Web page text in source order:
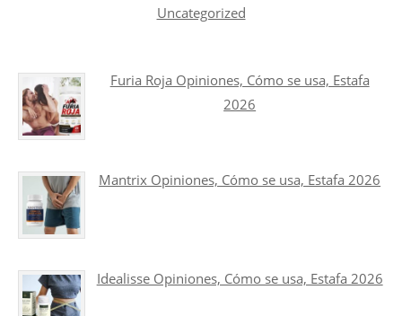
Uncategorized
Furia Roja Opiniones, Cómo se usa, Estafa
2026
Mantrix Opiniones, Cómo se usa, Estafa 2026
Idealisse Opiniones, Cómo se usa, Estafa 2026